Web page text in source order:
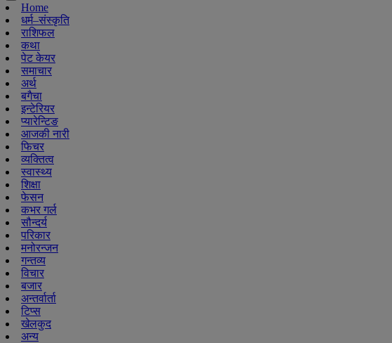
Home
धर्म–संस्कृति
राशिफल
कथा
पेट केयर
समाचार
अर्थ
बगैचा
इन्टेरियर
प्यारेन्टिङ
आजकी नारी
फिचर
व्यक्तित्व
स्वास्थ्य
शिक्षा
फेसन
कभर गर्ल
सौन्दर्य
परिकार
मनोरन्जन
गन्तव्य
विचार
बजार
अन्तर्वार्ता
टिप्स
खेलकुद
अन्य